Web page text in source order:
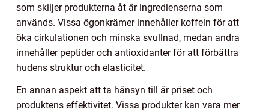
som skiljer produkterna åt är ingredienserna som
används. Vissa ögonkrämer innehåller koffein för att
öka cirkulationen och minska svullnad, medan andra
innehåller peptider och antioxidanter för att förbättra
hudens struktur och elasticitet.
En annan aspekt att ta hänsyn till är priset och
produktens effektivitet. Vissa produkter kan vara mer